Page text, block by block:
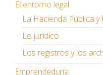
El entorno legal
La Hacienda Pública y
Lo jurídico
Los registros y los
Emprendeduría